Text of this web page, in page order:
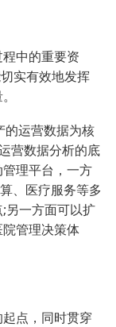
中的重要资
实有效地发挥
运营数据为核
营数据分析的底
理平台，一方
、医疗服务等多
另一方面可以扩
管理决策体
点，同时贯穿